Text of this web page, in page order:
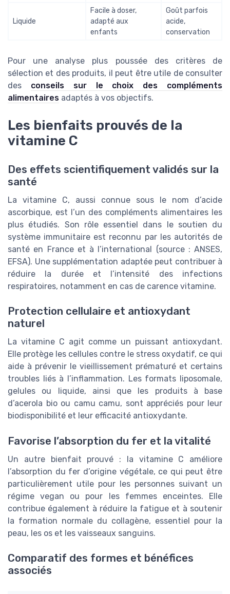
Liquide
Facile à doser,
adapté aux
enfants
Goût parfois
acide,
conservation
Pour une analyse plus poussée des critères de
sélection et des produits, il peut être utile de consulter
des conseils sur le choix des compléments
alimentaires adaptés à vos objectifs.
Les bienfaits prouvés de la
vitamine C
Des effets scientifiquement validés sur la
santé
La vitamine C, aussi connue sous le nom d’acide
ascorbique, est l’un des compléments alimentaires les
plus étudiés. Son rôle essentiel dans le soutien du
système immunitaire est reconnu par les autorités de
santé en France et à l’international (source : ANSES,
EFSA). Une supplémentation adaptée peut contribuer à
réduire la durée et l’intensité des infections
respiratoires, notamment en cas de carence vitamine.
Protection cellulaire et antioxydant
naturel
La vitamine C agit comme un puissant antioxydant.
Elle protège les cellules contre le stress oxydatif, ce qui
aide à prévenir le vieillissement prématuré et certains
troubles liés à l’inflammation. Les formats liposomale,
gelules ou liquide, ainsi que les produits à base
d’acerola bio ou camu camu, sont appréciés pour leur
biodisponibilité et leur efficacité antioxydante.
Favorise l’absorption du fer et la vitalité
Un autre bienfait prouvé : la vitamine C améliore
l’absorption du fer d’origine végétale, ce qui peut être
particulièrement utile pour les personnes suivant un
régime vegan ou pour les femmes enceintes. Elle
contribue également à réduire la fatigue et à soutenir
la formation normale du collagène, essentiel pour la
peau, les os et les vaisseaux sanguins.
Comparatif des formes et bénéfices
associés